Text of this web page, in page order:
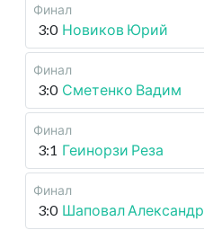
Финал
3:0 Новиков Юрий
Финал
3:0 Сметенко Вадим
Финал
3:1 Геинорзи Реза
Финал
3:0 Шаповал Александр